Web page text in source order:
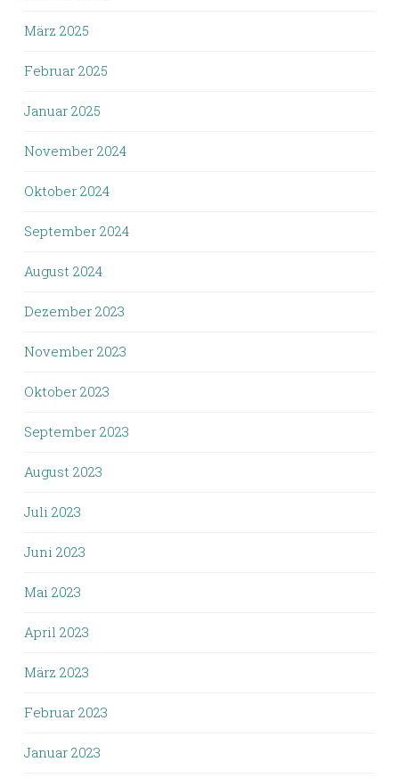
März 2025
Februar 2025
Januar 2025
November 2024
Oktober 2024
September 2024
August 2024
Dezember 2023
November 2023
Oktober 2023
September 2023
August 2023
Juli 2023
Juni 2023
Mai 2023
April 2023
März 2023
Februar 2023
Januar 2023